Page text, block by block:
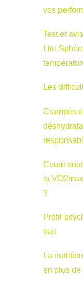
vos
Test et
Lite
Les
Crampes
Courir
la
?
Profil
trail
La
en plus de